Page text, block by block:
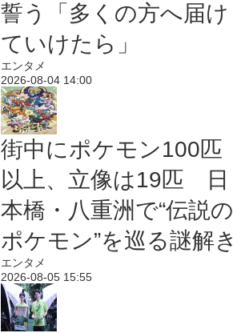
誓う「多くの方へ届け
ていけたら」
エンタメ
2026-08-04 14:00
街中にポケモン100匹
以上、立像は19匹 日
本橋・八重洲で“伝説の
ポケモン”を巡る謎解き
エンタメ
2026-08-05 15:55